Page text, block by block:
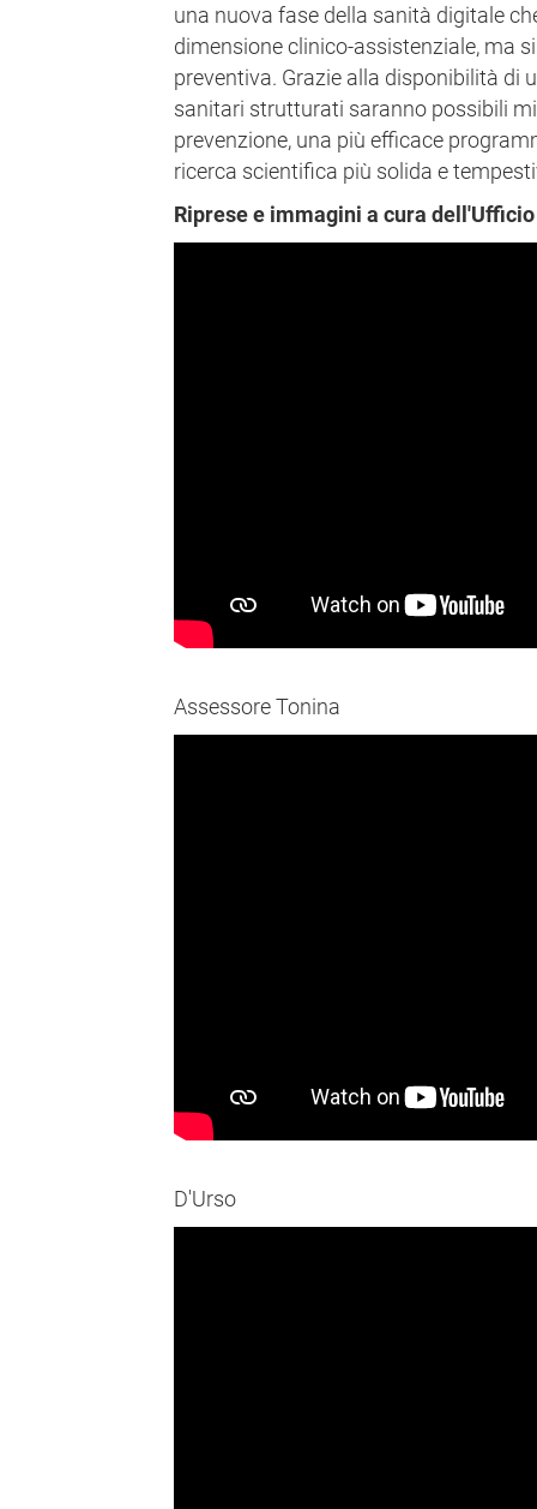
una nuova fase della sanità digitale
dimensione clinico-assistenziale, ma
preventiva. Grazie alla disponibilità di
sanitari strutturati saranno possibili
prevenzione, una più efficace
ricerca scientifica più solida e
Riprese e immagini a cura
Assessore Tonina
D'Urso